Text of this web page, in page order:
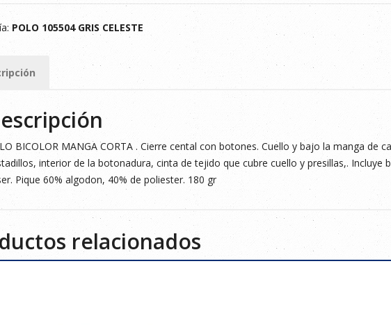
POLO 105504 GRIS CELESTE
BICOLOR MANGA CORTA . Cierre cental con botones. Cuello y bajo la manga de
interior de la botonadura, cinta de tejido que cubre cuello y presillas,. Incluye
Pique 60% algodon, 40% de poliester. 180 gr
relacionados